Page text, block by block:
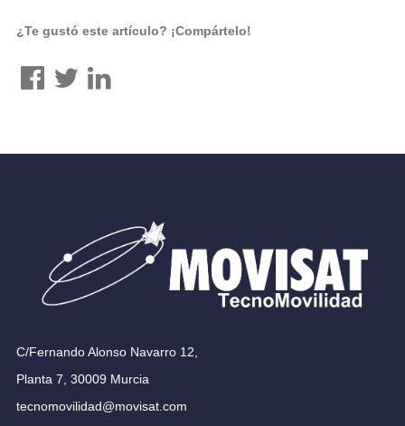
¿Te gustó este artículo? ¡Compártelo!
C/Fernando Alonso Navarro 12,
Planta 7, 30009 Murcia
tecnomovilidad@movisat.com